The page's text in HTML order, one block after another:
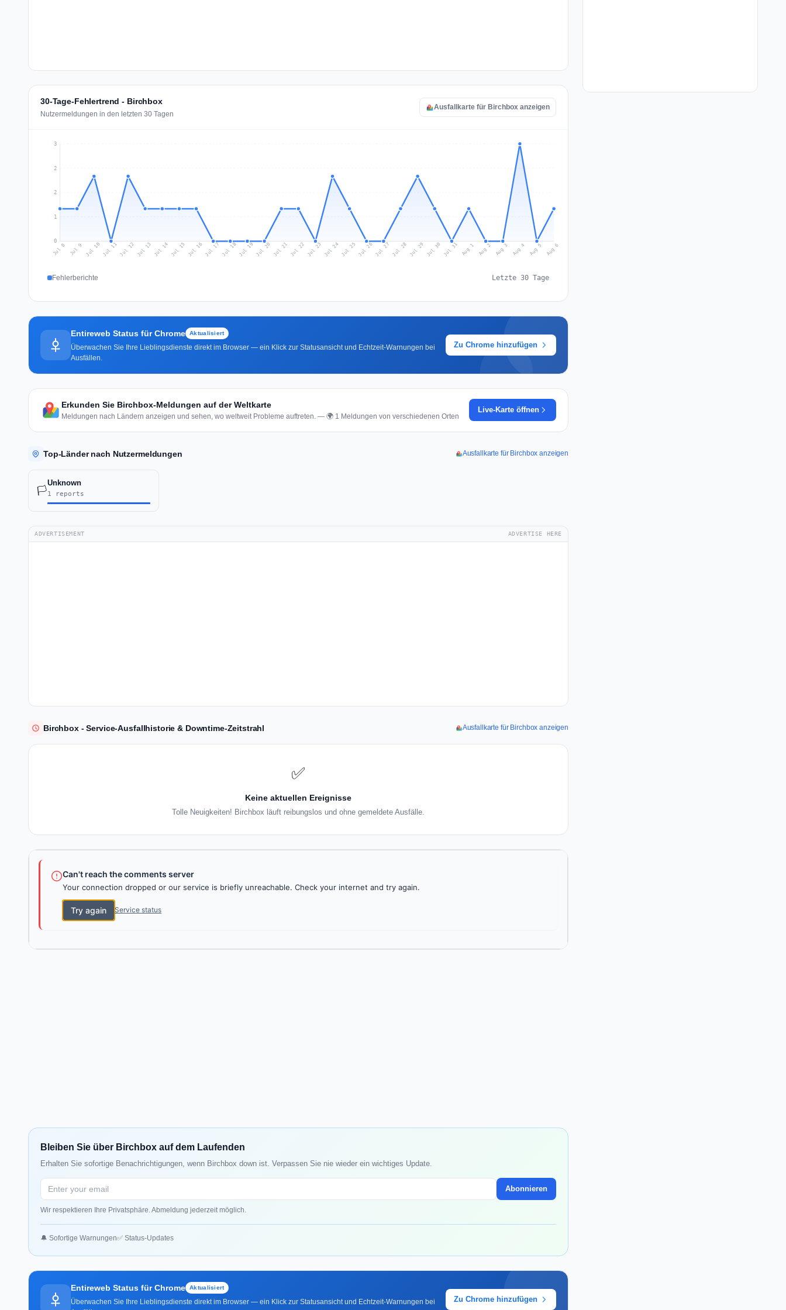
30-Tage-Fehlertrend - Birchbox
Nutzermeldungen in den letzten 30 Tagen
Ausfallkarte für Birchbox anzeigen
0
1
2
2
3
Jul 8 Jul 9 Jul 10 Jul 11Jul 12 Jul 13 Jul 14 Jul 15 Jul 16Jul 17 Jul 18Jul 19 Jul 20 Jul 21 Jul 22 Jul 23 Jul 24Jul 25 Jul 26Jul 27 Jul 28 Jul 29 Jul 30 Jul 31 Aug 1 Aug 2 Aug 3 Aug 4 Aug 5 Aug 6
Fehlerberichte Letzte 30 Tage
Entireweb Status für Chrome Aktualisiert
Überwachen Sie Ihre Lieblingsdienste direkt im Browser — ein Klick zur Statusansicht und Echtzeit-Warnungen bei
Ausfällen.
Zu Chrome hinzufügen
Erkunden Sie Birchbox-Meldungen auf der Weltkarte
Meldungen nach Ländern anzeigen und sehen, wo weltweit Probleme auftreten. — 🌍 1 Meldungen von verschiedenen Orten
Live-Karte öffnen
Top-Länder nach Nutzermeldungen Ausfallkarte für Birchbox anzeigen
🏳️
Unknown
1 reports
ADVERTISEMENT ADVERTISE HERE
Birchbox - Service-Ausfallhistorie & Downtime-Zeitstrahl Ausfallkarte für Birchbox anzeigen
✅
Keine aktuellen Ereignisse
Tolle Neuigkeiten! Birchbox läuft reibungslos und ohne gemeldete Ausfälle.
Can't reach the comments server
Your connection dropped or our service is briefly unreachable. Check your internet and try again.
Try again Service status
Bleiben Sie über Birchbox auf dem Laufenden
Erhalten Sie sofortige Benachrichtigungen, wenn Birchbox down ist. Verpassen Sie nie wieder ein wichtiges Update.
Abonnieren
Wir respektieren Ihre Privatsphäre. Abmeldung jederzeit möglich.
🔔 Sofortige Warnungen✅ Status-Updates
Entireweb Status für Chrome Aktualisiert
Überwachen Sie Ihre Lieblingsdienste direkt im Browser — ein Klick zur Statusansicht und Echtzeit-Warnungen bei
Zu Chrome hinzufügen